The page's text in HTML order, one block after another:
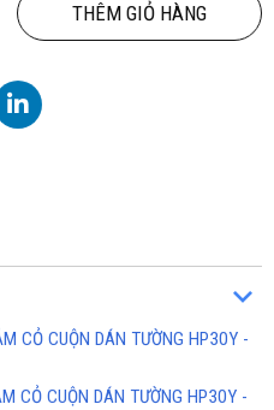
THÊM GIỎ HÀNG
CỎ CUỘN DÁN TƯỜNG HP30Y -
CỎ CUỘN DÁN TƯỜNG HP30Y -